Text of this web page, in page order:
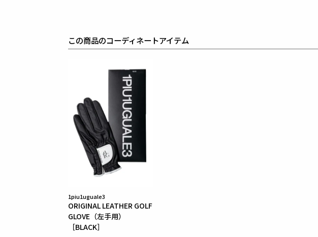
上質な生地を採用している為、素材特有の滑らかさや洗濯環境の影響により
まれにワッペンが剥がれやすくなる場合がございます。
表地 : ナイロン88% ポリウレタン12%
裏地 : ポリエステル100%
この商品のコーディネートアイテム
1piu1uguale3
ORIGINAL LEATHER GOLF
GLOVE（左手用）
［BLACK］